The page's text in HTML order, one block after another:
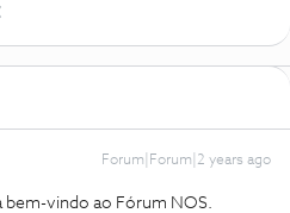
Forum|Forum|2 years ago
bem-vindo ao Fórum NOS.